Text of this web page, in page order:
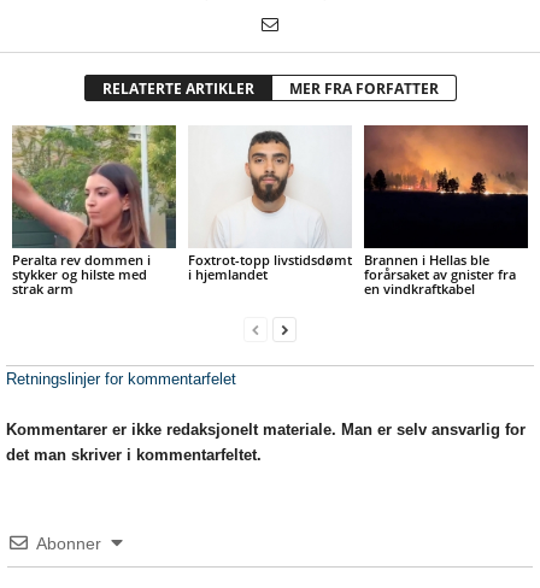
RELATERTE ARTIKLER MER FRA FORFATTER
Peralta rev dommen i
stykker og hilste med
strak arm
Foxtrot-topp livstidsdømt
i hjemlandet
Brannen i Hellas ble
forårsaket av gnister fra
en vindkraftkabel
Retningslinjer for kommentarfelet
Kommentarer er ikke redaksjonelt materiale. Man er selv ansvarlig for
det man skriver i kommentarfeltet.
Abonner